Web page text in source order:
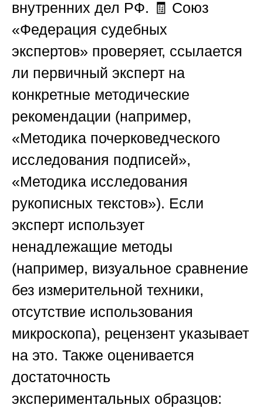
внутренних дел РФ. 🧾 Союз
«Федерация судебных
экспертов» проверяет, ссылается
ли первичный эксперт на
конкретные методические
рекомендации (например,
«Методика почерковедческого
исследования подписей»,
«Методика исследования
рукописных текстов»). Если
эксперт использует
ненадлежащие методы
(например, визуальное сравнение
без измерительной техники,
отсутствие использования
микроскопа), рецензент указывает
на это. Также оценивается
достаточность
экспериментальных образцов: